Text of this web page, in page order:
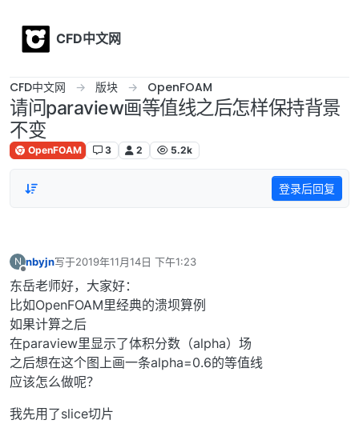
CFD中文网
CFD中文网 版块 OpenFOAM
请问paraview画等值线之后怎样保持背景
不变
OpenFOAM 3 2 5.2k
登录后回复
N
离线
nbyjn写于2019年11月14日 下午1:23
最后由 编辑
东岳老师好，大家好：
比如OpenFOAM里经典的溃坝算例
如果计算之后
在paraview里显示了体积分数（alpha）场
之后想在这个图上画一条alpha=0.6的等值线
应该怎么做呢？
我先用了slice切片